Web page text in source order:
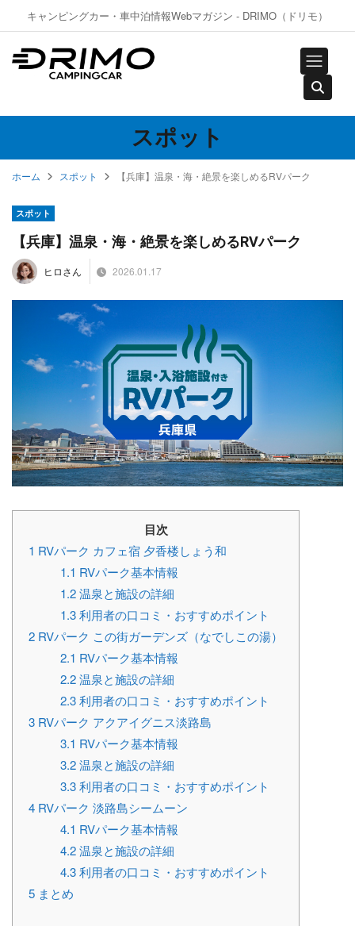
キャンピングカー・車中泊情報Webマガジン - DRIMO（ドリモ）
スポット
ホーム スポット 【兵庫】温泉・海・絶景を楽しめるRVパーク
スポット
【兵庫】温泉・海・絶景を楽しめるRVパーク
ヒロさん 2026.01.17
目次
1 RVパーク カフェ宿 夕香楼しょう和
1.1 RVパーク基本情報
1.2温泉と施設の詳細
1.3利用者の口コミ・おすすめポイント
2 RVパーク この街ガーデンズ（なでしこの湯）
2.1 RVパーク基本情報
2.2温泉と施設の詳細
2.3利用者の口コミ・おすすめポイント
3 RVパーク アクアイグニス淡路島
3.1 RVパーク基本情報
3.2温泉と施設の詳細
3.3利用者の口コミ・おすすめポイント
4 RVパーク 淡路島シームーン
4.1 RVパーク基本情報
4.2温泉と施設の詳細
4.3利用者の口コミ・おすすめポイント
5 まとめ